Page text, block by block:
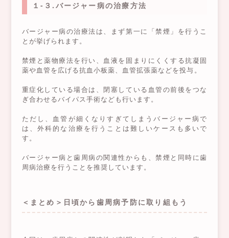
１-３.バージャー病の治療方法
バージャー病の治療法は、まず第一に「禁煙」を行うこ
とが挙げられます。
禁煙と薬物療法を行い、血液を固まりにくくする抗凝固
薬や血管を広げる抗血小板薬、血管拡張薬などを投与。
重症化している場合は、閉塞している血管の前後をつな
ぎ合わせるバイパス手術なども行います。
ただし、血管が細くなりすぎてしまうバージャー病で
は、外科的な治療を行うことは難しいケースも多いで
す。
バージャー病と歯周病の関連性からも、禁煙と同時に歯
周病治療を行うことを推奨しています。
＜まとめ＞日頃から歯周病予防に取り組もう